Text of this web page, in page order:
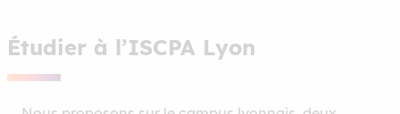
Étudier à l’ISCPA Lyon